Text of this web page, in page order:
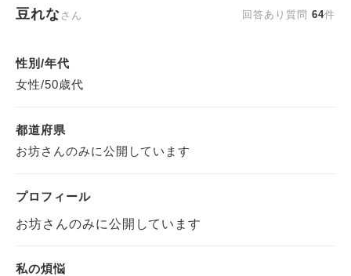
豆れな さん 回答あり質問64件
性別/年代
女性/50歳代
都道府県
お坊さんのみに公開しています
プロフィール
お坊さんのみに公開しています
私の煩悩